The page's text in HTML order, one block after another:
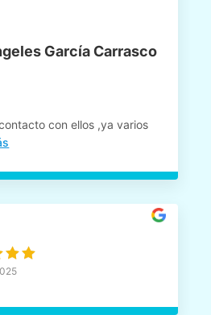
García Carrasco
con ellos ,ya varios